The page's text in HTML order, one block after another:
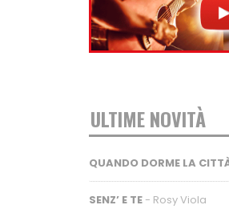
ULTIME NOVITÀ
QUANDO DORME LA
SENZ’ E TE - Rosy Viola